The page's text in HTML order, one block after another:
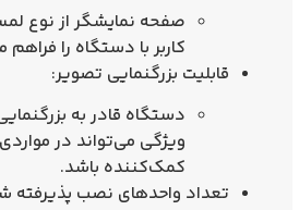
صفحه نمایشگر از نوع
کاربر با دستگاه را
قابلیت بزرگنمایی تصویر:
دستگاه قادر به
ویژگی می‌تواند در
کمک‌کننده باشد.
تعداد واحدهای نصب پذیرفته